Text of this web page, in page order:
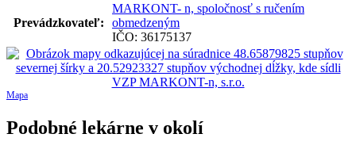
Prevádzkovateľ:
MARKONT- n, spoločnosť s ručením
obmedzeným
IČO: 36175137
Mapa
Podobné lekárne v okolí